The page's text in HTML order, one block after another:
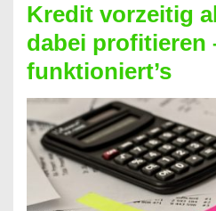
Kredit
berechnen
–
Mit
diesen
Regeln!
Kredit vorzeitig
dabei profitieren
funktioniert’s